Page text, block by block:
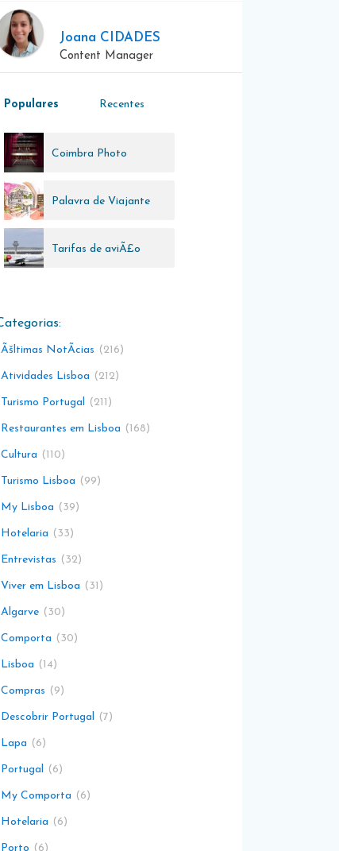
Joana CIDADES
Content Manager
Populares Recentes
Coimbra Photo
Guiness
Palavra de Viajante
Tarifas de aviÃ£o
Ãšltimas NotÃ­cias 216
Atividades Lisboa 212
Turismo Portugal 211
Restaurantes em Lisboa 168
Cultura 110
Turismo Lisboa 99
My Lisboa 39
Hotelaria 33
Entrevistas 32
Viver em Lisboa 31
Algarve 30
Comporta 30
Lisboa 14
Compras 9
Descobrir Portugal 7
Lapa 6
Portugal 6
My Comporta 6
Hotelaria 6
Porto 6